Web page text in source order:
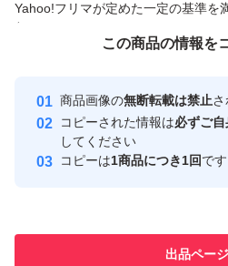
Yahoo!フリマが定めた一定の基準を
付与しています
安心取引出品者
心
取引実績
引
で
この商品の情報を
商品画像の無断転載は禁止
コピーされた情報は必ずご
してください
コピーは1商品につき1回です
出品ペー
この商品をみている人にオスス